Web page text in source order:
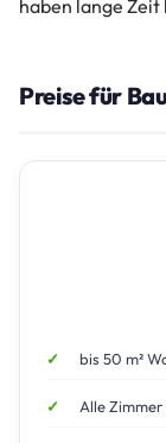
haben lange
Preise für
bis 50 m²
Alle Zimmer